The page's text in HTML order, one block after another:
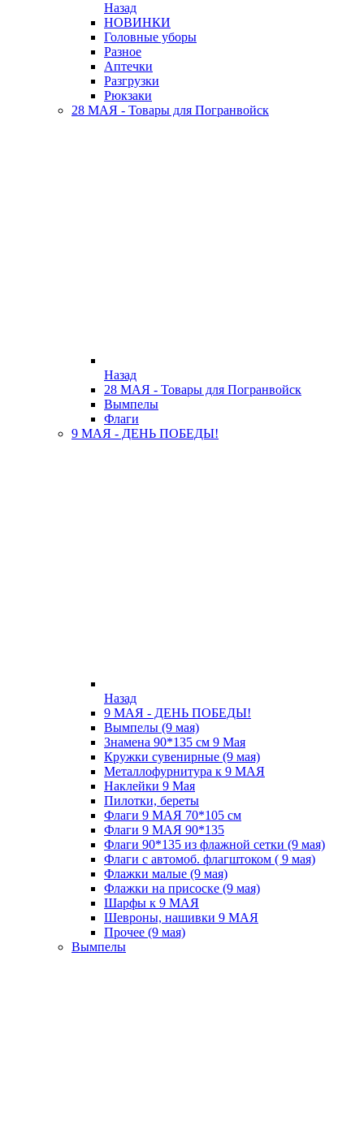
Назад
НОВИНКИ
Головные уборы
Разное
Аптечки
Разгрузки
Рюкзаки
28 МАЯ - Товары для Погранвойск
Назад
28 МАЯ - Товары для Погранвойск
Вымпелы
Флаги
9 МАЯ - ДЕНЬ ПОБЕДЫ!
Назад
9 МАЯ - ДЕНЬ ПОБЕДЫ!
Вымпелы (9 мая)
Знамена 90*135 см 9 Мая
Кружки cувенирные (9 мая)
Металлофурнитура к 9 МАЯ
Наклейки 9 Мая
Пилотки, береты
Флаги 9 МАЯ 70*105 см
Флаги 9 МАЯ 90*135
Флаги 90*135 из флажной сетки (9 мая)
Флаги с автомоб. флагштоком ( 9 мая)
Флажки малые (9 мая)
Флажки на присоске (9 мая)
Шарфы к 9 МАЯ
Шевроны, нашивки 9 МАЯ
Прочее (9 мая)
Вымпелы